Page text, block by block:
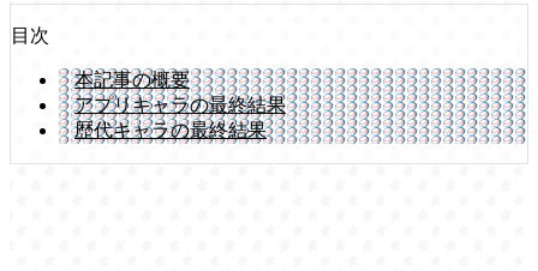
目次
本記事の概要
アプリキャラの最終結果
歴代キャラの最終結果